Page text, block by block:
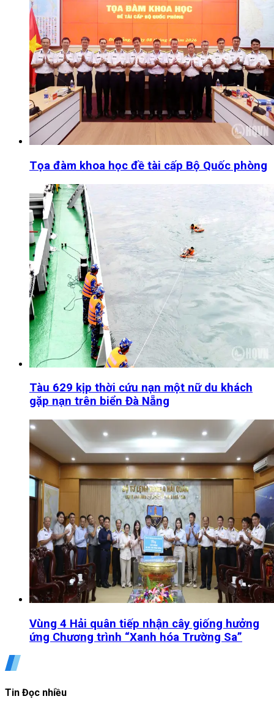
Tọa đàm khoa học đề tài cấp Bộ Quốc phòng
Tàu 629 kịp thời cứu nạn một nữ du khách
gặp nạn trên biển Đà Nẵng
Vùng 4 Hải quân tiếp nhận cây giống hưởng
ứng Chương trình “Xanh hóa Trường Sa”
Tin Đọc nhiều